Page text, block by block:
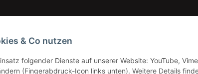
Widerrufsbutton
& Co nutzen
folgender Dienste auf unserer Website: YouTube,
(Fingerabdruck-Icon links unten). Weitere Details